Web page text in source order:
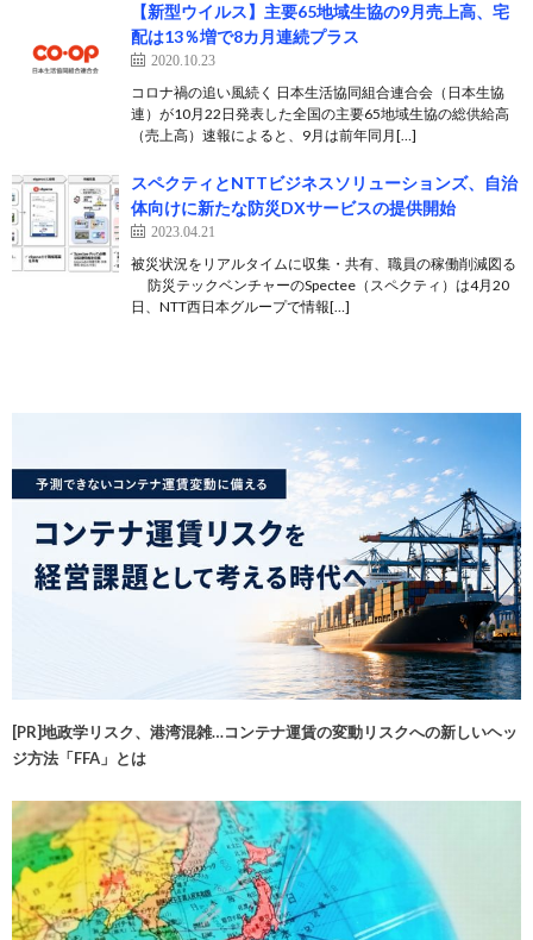
【新型ウイルス】主要65地域生協の9月売上高、宅
配は13％増で8カ月連続プラス
2020.10.23
コロナ禍の追い風続く 日本生活協同組合連合会（日本生協
連）が10月22日発表した全国の主要65地域生協の総供給高
（売上高）速報によると、9月は前年同月[…]
スペクティとNTTビジネスソリューションズ、自治
体向けに新たな防災DXサービスの提供開始
2023.04.21
被災状況をリアルタイムに収集・共有、職員の稼働削減図る
防災テックベンチャーのSpectee（スペクティ）は4月20
日、NTT西日本グループで情報[…]
[PR]地政学リスク、港湾混雑…コンテナ運賃の変動リスクへの新しいヘッ
ジ方法「FFA」とは